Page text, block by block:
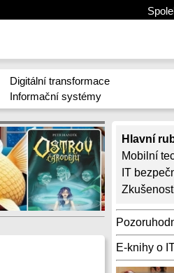
Digitální transformace
Informační systémy
Hlavní
Mobilní
IT
E-knihy o